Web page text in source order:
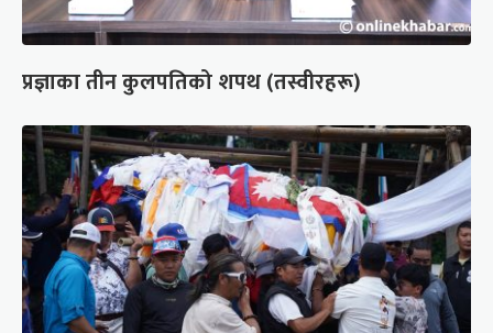
प्रज्ञाका तीन कुलपतिको शपथ (तस्वीरहरू)